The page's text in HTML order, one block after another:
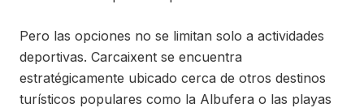
Pero las opciones no se limitan solo a actividades
deportivas. Carcaixent se encuentra
estratégicamente ubicado cerca de otros destinos
turísticos populares como la Albufera o las playas